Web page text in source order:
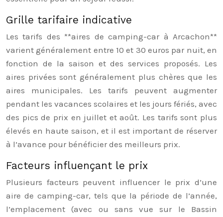
Grille tarifaire indicative
Les tarifs des **aires de camping-car à Arcachon**
varient généralement entre 10 et 30 euros par nuit, en
fonction de la saison et des services proposés. Les
aires privées sont généralement plus chères que les
aires municipales. Les tarifs peuvent augmenter
pendant les vacances scolaires et les jours fériés, avec
des pics de prix en juillet et août. Les tarifs sont plus
élevés en haute saison, et il est important de réserver
à l’avance pour bénéficier des meilleurs prix.
Facteurs influençant le prix
Plusieurs facteurs peuvent influencer le prix d’une
aire de camping-car, tels que la période de l’année,
l’emplacement (avec ou sans vue sur le Bassin